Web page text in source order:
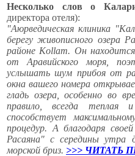
Несколько слов о
директора отеля):
"Аюрведическая клиника
берегу живописного озера
районе Kollam. Он
от Аравийского моря,
услышать шум прибоя от
окна вашего номера
гладь озера, особенно во
правило, всегда теплая
способствует
процедур. А благодаря
Расаяна" с середины утра
морской бриз. >>> ЧИТАТЬ